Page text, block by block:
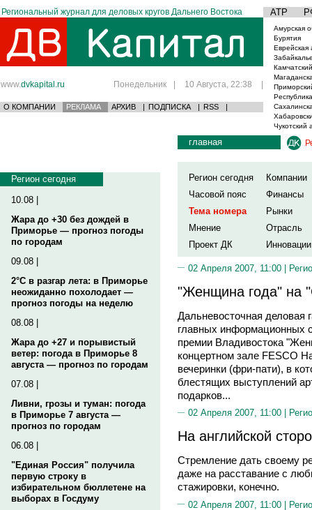
Региональный журнал для деловых кругов Дальнего Востока АТР
www.dvkapital.ru Понедельник | 10 Августа, 22:38 |
О КОМПАНИИ РЕКЛАМА АРХИВ | ПОДПИСКА | RSS |
Амурская
Бурятия
Еврейская
Чукотский
Регион сегодня
10.08 |
Жара до +30 без дождей в
Приморье — прогноз погоды
по городам
09.08 |
2°C в разгар лета: в Приморье
неожиданно похолодает —
прогноз погоды на неделю
08.08 |
Жара до +27 и порывистый
ветер: погода в Приморье 8
августа — прогноз по городам
07.08 |
Ливни, грозы и туман: погода
в Приморье 7 августа —
прогноз по городам
06.08 |
"Единая Россия" получила
первую строку в
избирательном бюллетене на
выборах в Госдуму
главная
Регион сегодня
Компании
Часовой пояс
Финансы
Тема номера
Рынки
Мнение
Отрасль
Проект ДК
Инновации
02 Апреля 2007, 11:00 |
"Женщина года" на
Дальневосточная деловая
главных информационных
премии Владивостока
концертном зале FESCO
вечеринки (фри-пати), в
блестящих выступлений
подарков...
02 Апреля 2007, 11:00 |
На английской
Стремление дать своему
даже на расставание с
стажировки, конечно.
02 Апреля 2007, 11:00 |